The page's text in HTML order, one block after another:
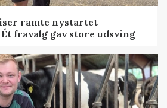
ramte nystartet
fravalg gav store udsving